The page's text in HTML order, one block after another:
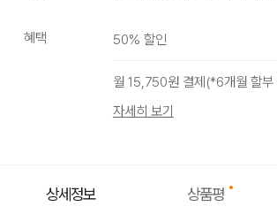
CHARCOAL
혜택 50% 할인
월 15,750원 결제(*6개월 할부
자세히 보기
상세정보 상품평